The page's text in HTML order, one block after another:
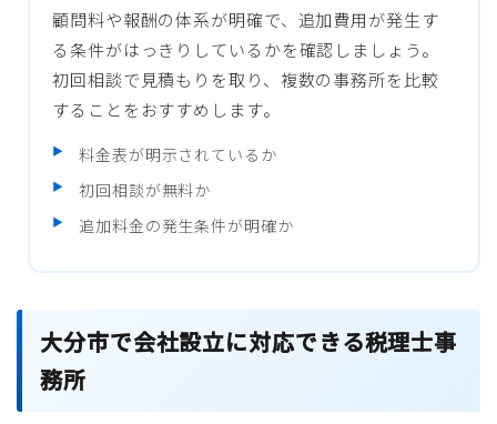
顧問料や報酬の体系が明確で、追加費用が発生す
る条件がはっきりしているかを確認しましょう。
初回相談で見積もりを取り、複数の事務所を比較
することをおすすめします。
料金表が明示されているか
初回相談が無料か
追加料金の発生条件が明確か
大分市で会社設立に対応できる税理士事
務所